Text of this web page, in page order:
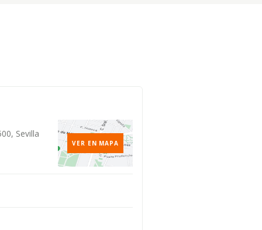
Sevilla
VER EN MAPA